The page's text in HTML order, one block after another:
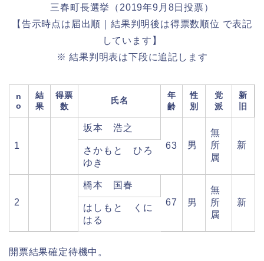
三春町長選挙（2019年9月8日投票）
【告示時点は届出順｜結果判明後は得票数順位 で表記
しています】
※ 結果判明表は下段に追記します
n
o
結
果
得票
数
氏名
年
齢
性
別
党
派
新
旧
1
坂本 浩之
63
男
無
所
属
新
さかもと ひろ
ゆき
2
橋本 国春
67
男
無
所
属
新
はしもと くに
はる
開票結果確定待機中。